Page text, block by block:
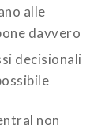
alle
davvero
decisionali
non